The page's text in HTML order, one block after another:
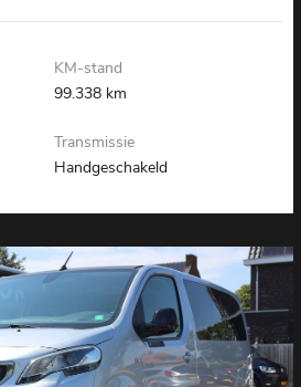
KM-stand
99.338 km
Transmissie
Handgeschakeld